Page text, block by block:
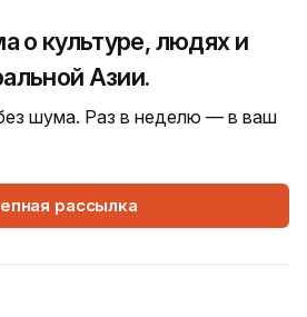
о культуре, людях и
Азии.
шума. Раз в неделю — в ваш
рассылка